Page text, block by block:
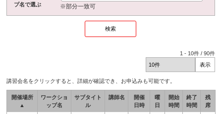
プ名で選ぶ
※部分一致可
1 - 10件 /90件
講習会名をクリックすると、詳細が確認でき、お申込みも可能です。
開催場所
▲
ワークショ
ップ名
サブタイト
ル
講師名
開催
日時
曜
日
開始
時間
終了
時間
残
席